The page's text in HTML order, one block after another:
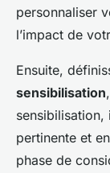
personnaliser
l’impact de
Ensuite,
sensibilisation,
pertinente et
phase de